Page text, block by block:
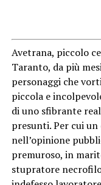
Avetrana, piccolo
Taranto, da più
personaggi che
piccola e
di uno sfibrante
presunti. Per cui
nell’opinione
premuroso, in
stupratore